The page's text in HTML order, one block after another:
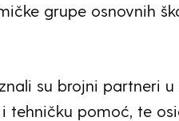
grupe osnovnih
su brojni partneri u
tehničku pomoć, te